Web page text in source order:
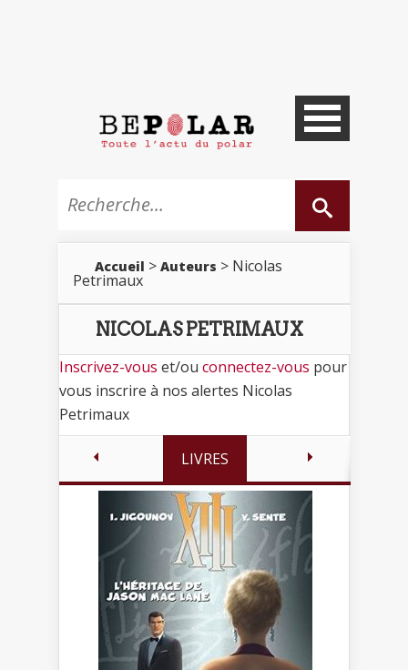
Accueil > Auteurs > Nicolas
Petrimaux
NICOLAS PETRIMAUX
Inscrivez-vous et/ou connectez-vous pour
vous inscrire à nos alertes Nicolas
Petrimaux
LIVRES